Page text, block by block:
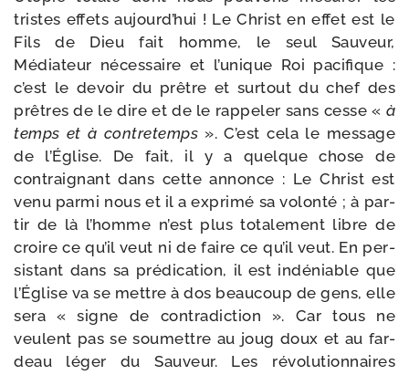
tristes effets aujourd’­hui ! Le Christ en effet est le
Fils de Dieu fait homme, le seul Sauveur,
Médiateur néces­saire et l’u­nique Roi paci­fique :
c’est le devoir du prêtre et sur­tout du chef des
prêtres de le dire et de le rap­pe­ler sans cesse « à
temps et à contre­temps ». C’est cela le mes­sage
de l’Église. De fait, il y a quelque chose de
contrai­gnant dans cette annonce : Le Christ est
venu par­mi nous et il a expri­mé sa volon­té ; à par­
tir de là l’homme n’est plus tota­le­ment libre de
croire ce qu’il veut ni de faire ce qu’il veut. En per­
sis­tant dans sa pré­di­ca­tion, il est indé­niable que
l’Église va se mettre à dos beau­coup de gens, elle
sera « signe de contra­dic­tion ». Car tous ne
veulent pas se sou­mettre au joug doux et au far­
deau léger du Sauveur. Les révo­lu­tion­naires